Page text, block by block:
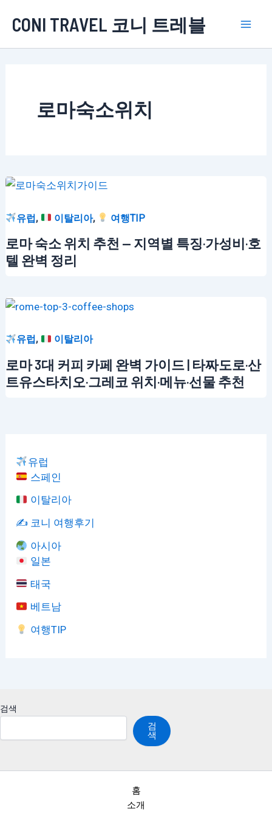
CONI TRAVEL 코니 트레블
로마숙소위치
유럽, 이탈리아, 여행TIP
로마 숙소 위치 추천 — 지역별 특징·가성비·호
텔 완벽 정리
유럽 , 이탈리아
로마 3대 커피 카페 완벽 가이드 | 타짜도로·산
트유스타치오·그레코 위치·메뉴·선물 추천
유럽
스페인
이탈리아
✍️ 코니 여행후기
아시아
일본
태국
베트남
여행TIP
검색
검
색
홈
소개